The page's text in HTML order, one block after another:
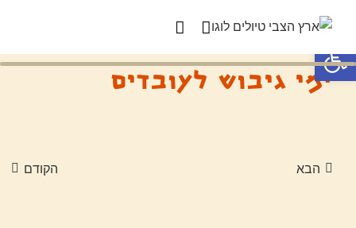
פתח סרגל נגישות
ימי גיבוש לעובדים
הקודם הבא